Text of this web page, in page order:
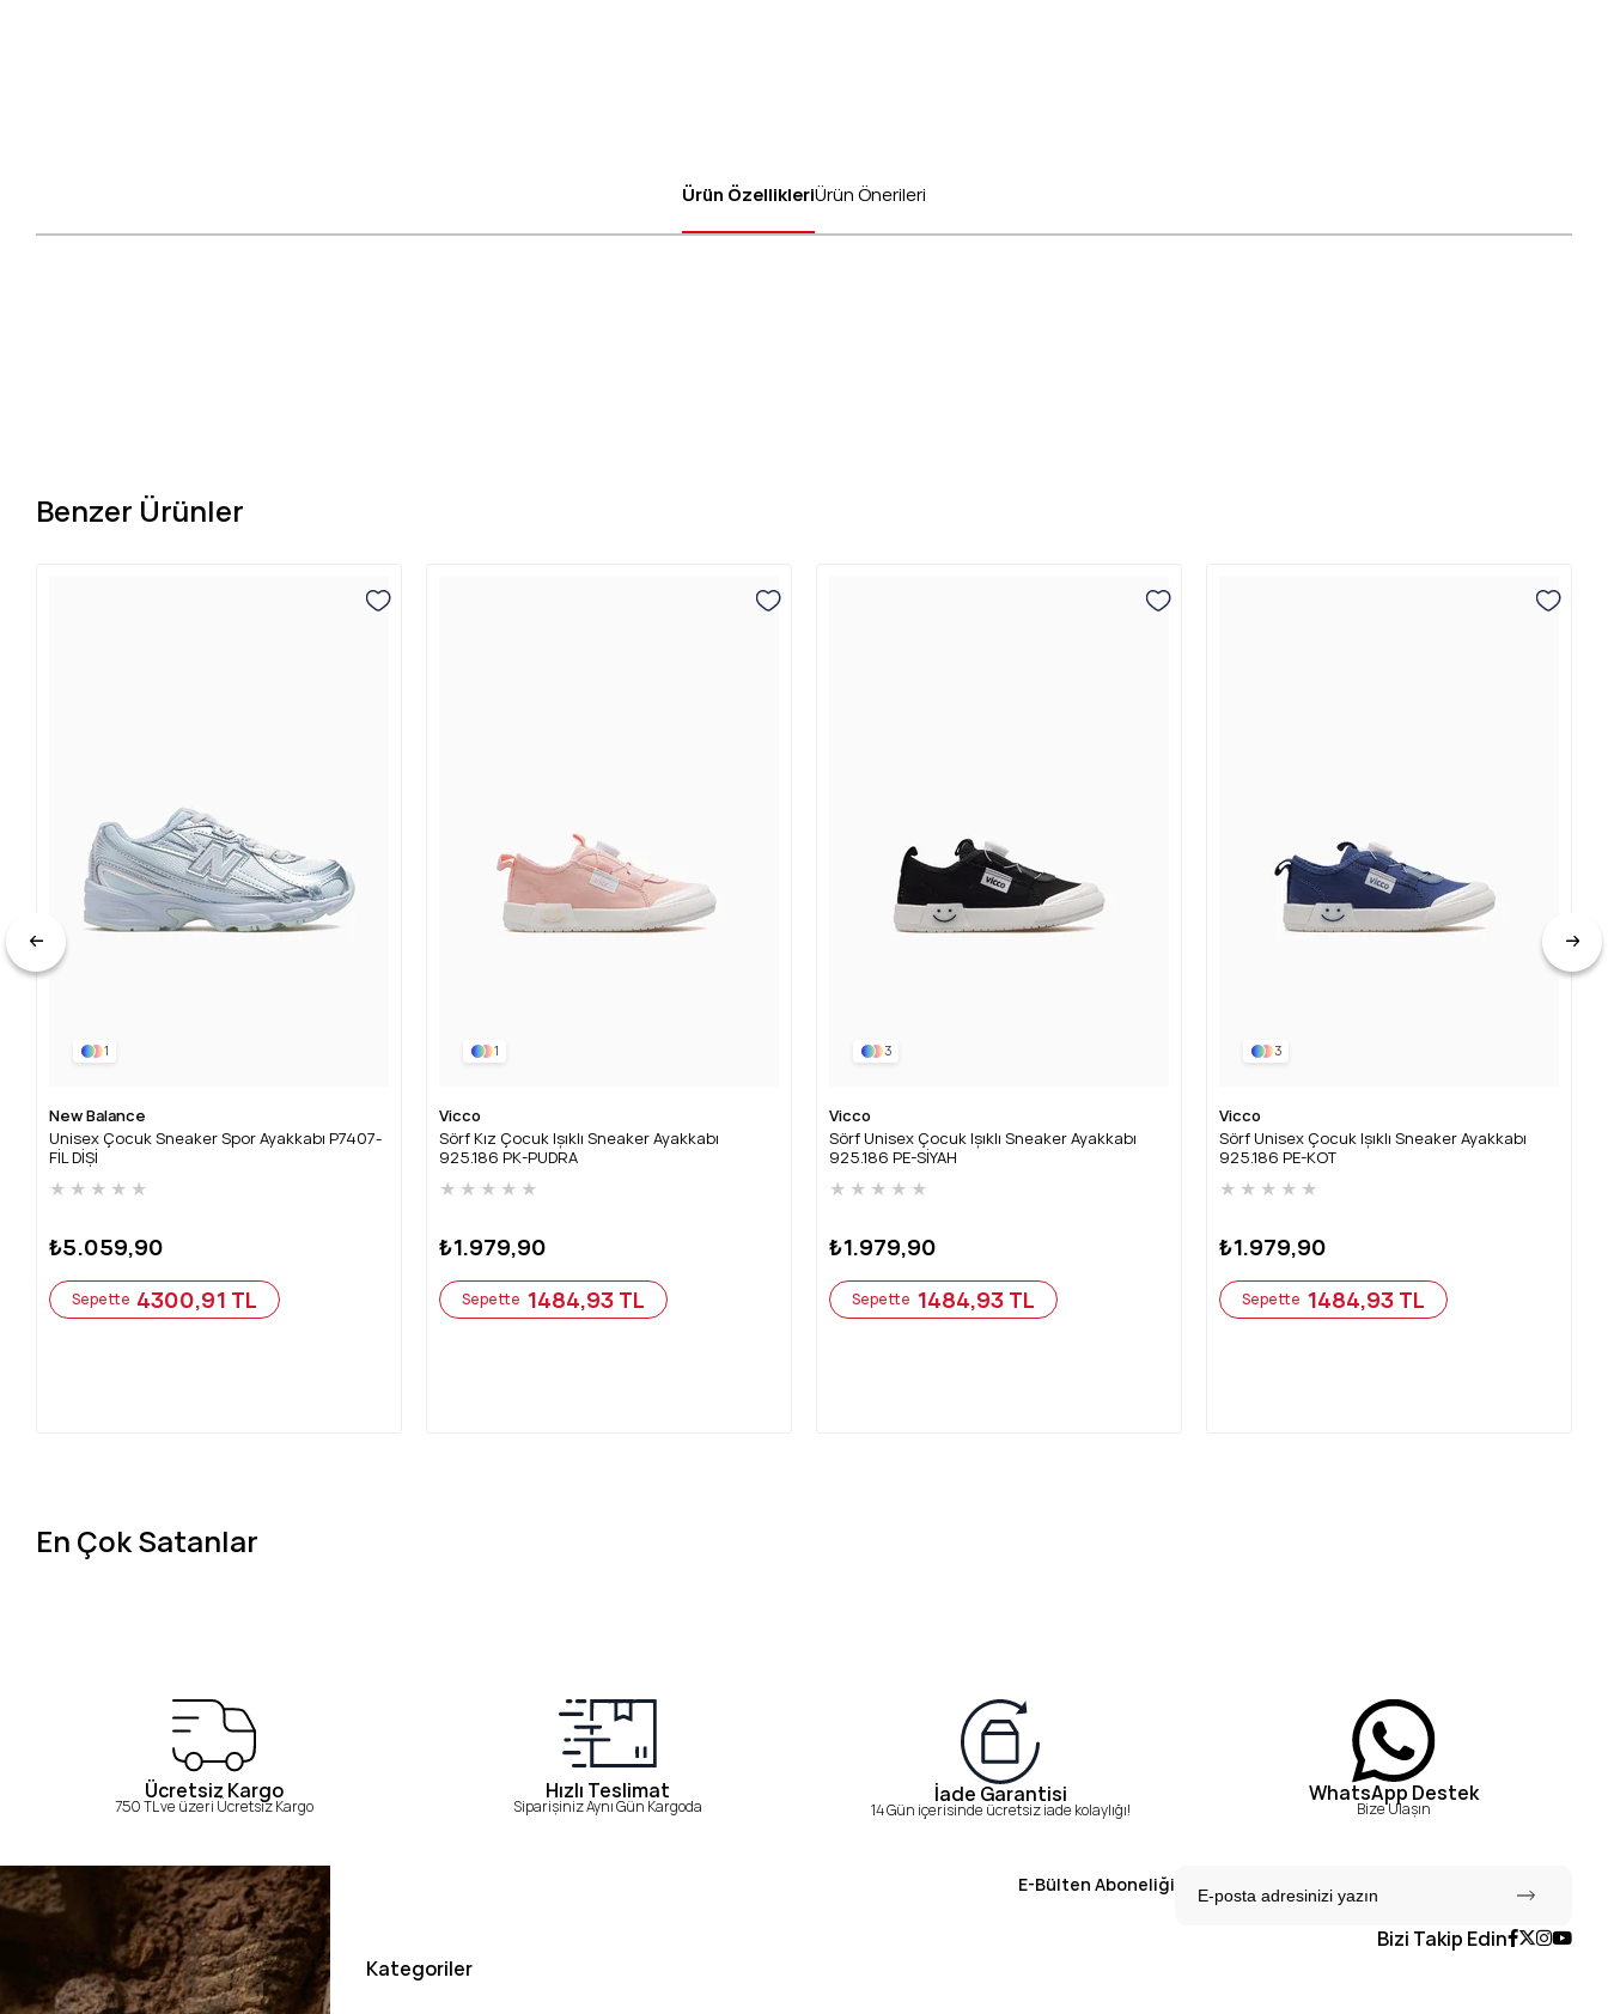
Ürün ÖzellikleriÜrün Önerileri
Benzer Ürünler
1
New Balance
Unisex Çocuk Sneaker Spor Ayakkabı P7407-
FİL DİŞİ
★ ★ ★ ★ ★
₺5.059,90
Sepette 4300,91 TL
1
Vicco
Sörf Kız Çocuk Işıklı Sneaker Ayakkabı
925.186 PK-PUDRA
★ ★ ★ ★ ★
₺1.979,90
Sepette 1484,93 TL
3
Vicco
Sörf Unisex Çocuk Işıklı Sneaker Ayakkabı
925.186 PE-SİYAH
★ ★ ★ ★ ★
₺1.979,90
Sepette 1484,93 TL
3
Vicco
Sörf Unisex Çocuk Işıklı Sneaker Ayakkabı
925.186 PE-KOT
★ ★ ★ ★ ★
₺1.979,90
Sepette 1484,93 TL
En Çok Satanlar
Ücretsiz Kargo
750 TL ve üzeri Ücretsiz Kargo
Hızlı Teslimat
Siparişiniz Aynı Gün Kargoda İade Garantisi
14 Gün içerisinde ücretsiz iade kolaylığı!
WhatsApp Destek
Bize Ulaşın
E-Bülten Aboneliği
Bizi Takip Edin
Kategoriler